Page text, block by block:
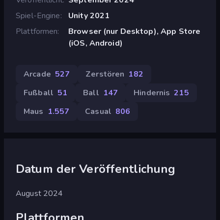
Spiel-Engine
Unity 2021
Plattformen
Browser (nur Desktop), App Store
(iOS, Android)
Arcade 527 Zerstören 182
Fußball 51 Ball 147 Hindernis 215
Maus 1.557 Casual 806
Datum der Veröffentlichung
August 2024